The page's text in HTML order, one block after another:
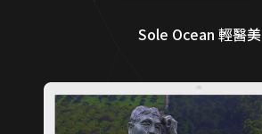
Sole Ocean 輕醫美